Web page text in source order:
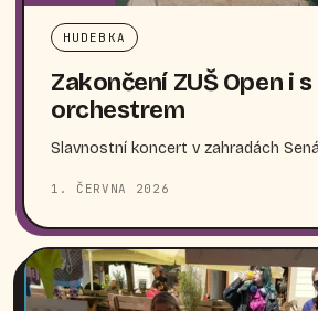
HUDEBKA
Zakončení ZUŠ Open i
orchestrem
Slavnostní koncert v zahradách
1. ČERVNA 2026